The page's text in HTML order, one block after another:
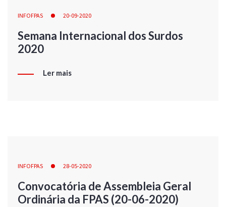
INFOFPAS 20-09-2020
Semana Internacional dos Surdos
2020
Ler mais
INFOFPAS 28-05-2020
Convocatória de Assembleia Geral
Ordinária da FPAS (20-06-2020)